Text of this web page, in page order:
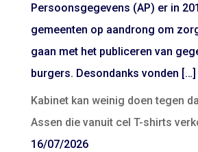
Persoonsgegevens (AP) er in
gemeenten op aandrong om
gaan met het publiceren van
burgers. Desondanks vonden […]
Kabinet kan weinig doen tegen
Assen die vanuit cel T-shirts
16/07/2026